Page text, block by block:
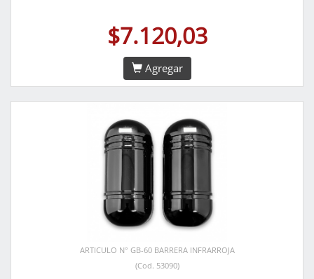
$7.120,03
Agregar
ARTICULO N° GB-60 BARRERA INFRARROJA
(Cod. 53090)